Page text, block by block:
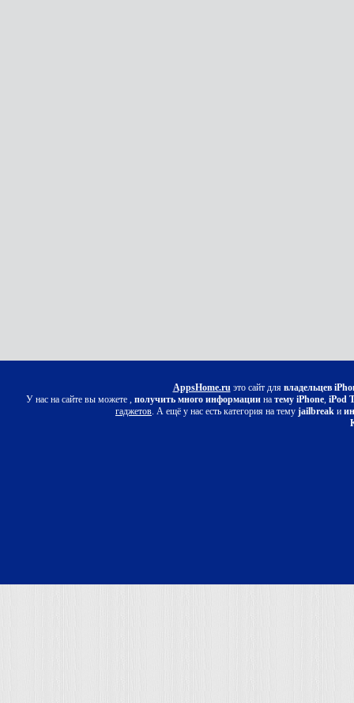
AppsHome.ruэто сайт для владельцев
У нас на сайте вы можете , получить много информациина тему iPhone,iPod
гаджетов. А ещё у нас есть категория на тему jailbreak и